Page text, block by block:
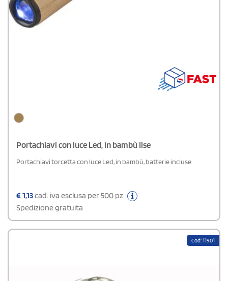
Portachiavi con luce Led, in bambù Ilse
Portachiavi torcetta con luce Led, in bambù, batterie incluse
€1,13cad. iva esclusa per 500 pz
Spedizione gratuita
Cod: 11901